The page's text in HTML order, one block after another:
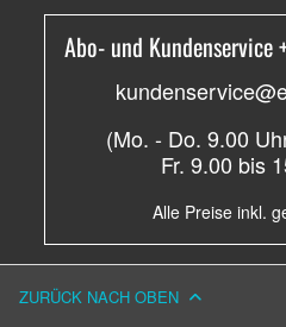
Abo- und
(Mo. - Do. 9.00
Fr. 9.00 bis
Alle Preise inkl.
ZURÜCK NACH OBEN